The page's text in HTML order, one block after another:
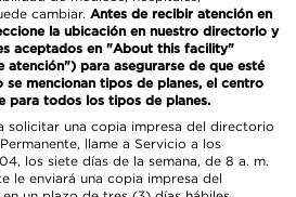
cambiar. Antes de recibir atención en
la ubicación en nuestro directorio y
aceptados en "About this facility"
para asegurarse de que esté
se mencionan tipos de planes, el centro
para todos los tipos de planes.
solicitar una copia impresa del directorio
llame a Servicio a los
los siete días de la semana, de 8 a. m.
le enviará una copia impresa del